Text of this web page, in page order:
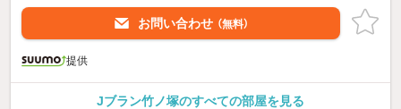
お問い合わせ （無料）
提供
Jブラン竹ノ塚のすべての部屋を見る